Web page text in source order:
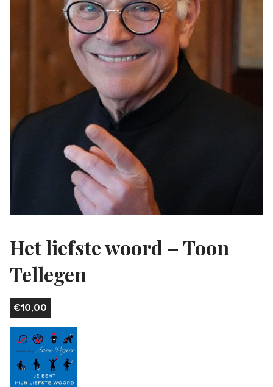
Het liefste woord – Toon
Tellegen
€10,00